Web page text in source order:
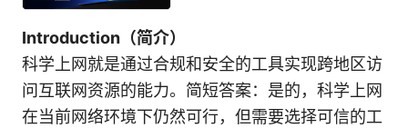
Introduction（简介）
科学上网就是通过合规和安全的工具实现跨地区访
问互联网资源的能力。简短答案：是的，科学上网
在当前网络环境下仍然可行，但需要选择可信的工